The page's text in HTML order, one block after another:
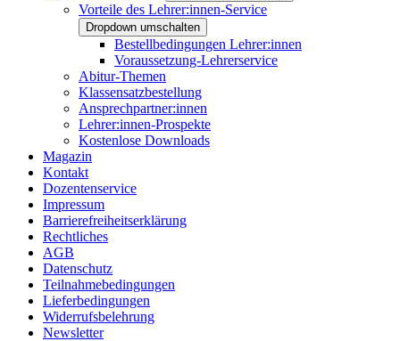
Vorteile des Lehrer:innen-Service
Dropdown umschalten
Bestellbedingungen Lehrer:innen
Voraussetzung-Lehrerservice
Abitur-Themen
Klassensatzbestellung
Ansprechpartner:innen
Lehrer:innen-Prospekte
Kostenlose Downloads
Magazin
Kontakt
Dozentenservice
Impressum
Barrierefreiheitserklärung
Rechtliches
AGB
Datenschutz
Teilnahmebedingungen
Lieferbedingungen
Widerrufsbelehrung
Newsletter